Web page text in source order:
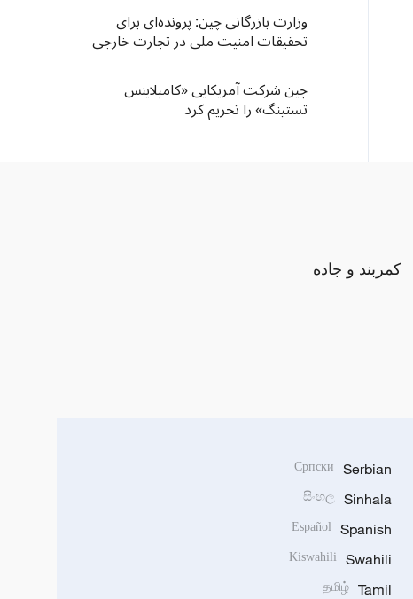
وزارت بازرگانی چین: پرونده‌ای برای
تحقیقات امنیت ملی در تجارت خارجی
در خصوص تجهیزات وارداتی چاپ و
فتوکپی اداری گشوده شده است
چین شرکت آمریکایی «کامپلاینس
تستینگ» را تحریم کرد
کمربند و جاده
Serbian
Српски
Sinhala
සිංහල
Spanish
Español
Swahili
Kiswahili
Tamil
தமிழ்